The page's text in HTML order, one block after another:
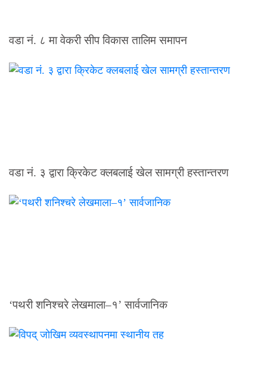
वडा नं. ८ मा वेकरी सीप विकास तालिम समापन
वडा नं. ३ द्वारा क्रिकेट क्लबलाई खेल सामग्री हस्तान्तरण
‘पथरी शनिश्चरे लेखमाला–१’ सार्वजानिक